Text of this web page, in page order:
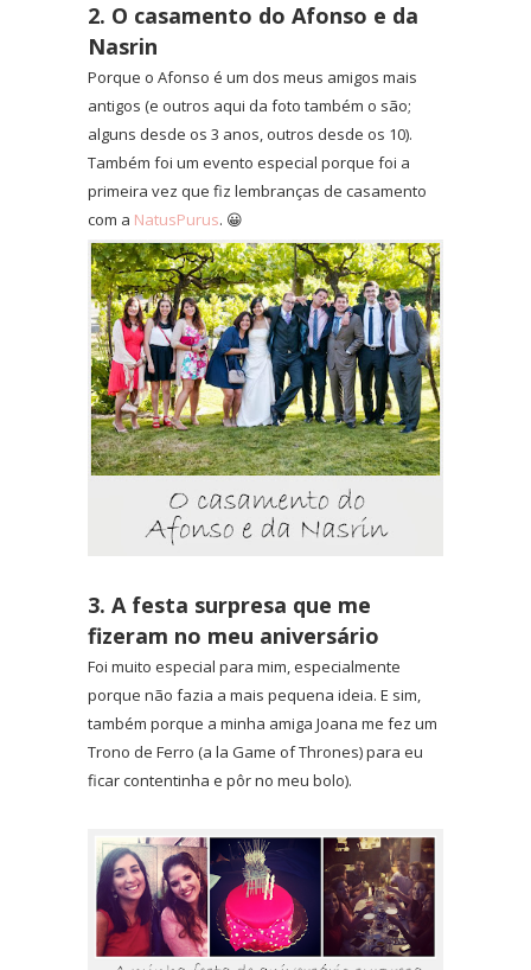
2. O casamento do Afonso e da
Nasrin
Porque o Afonso é um dos meus amigos mais
antigos (e outros aqui da foto também o são;
alguns desde os 3 anos, outros desde os 10).
Também foi um evento especial porque foi a
primeira vez que fiz lembranças de casamento
com a NatusPurus. 😀
3. A festa surpresa que me
fizeram no meu aniversário
Foi muito especial para mim, especialmente
porque não fazia a mais pequena ideia. E sim,
também porque a minha amiga Joana me fez um
Trono de Ferro (a la Game of Thrones) para eu
ficar contentinha e pôr no meu bolo).